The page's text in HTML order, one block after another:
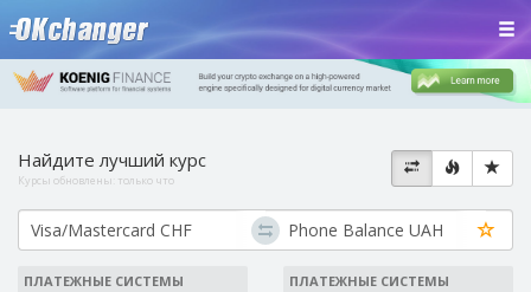
Найдите лучший курс
Курсы обновлены: только что
ПЛАТЕЖНЫЕ СИСТЕМЫ ПЛАТЕЖНЫЕ СИСТЕМЫ